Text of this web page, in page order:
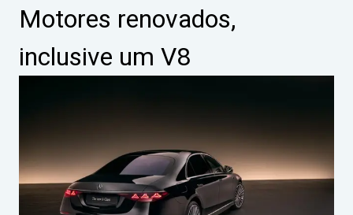
Motores renovados,
inclusive um V8